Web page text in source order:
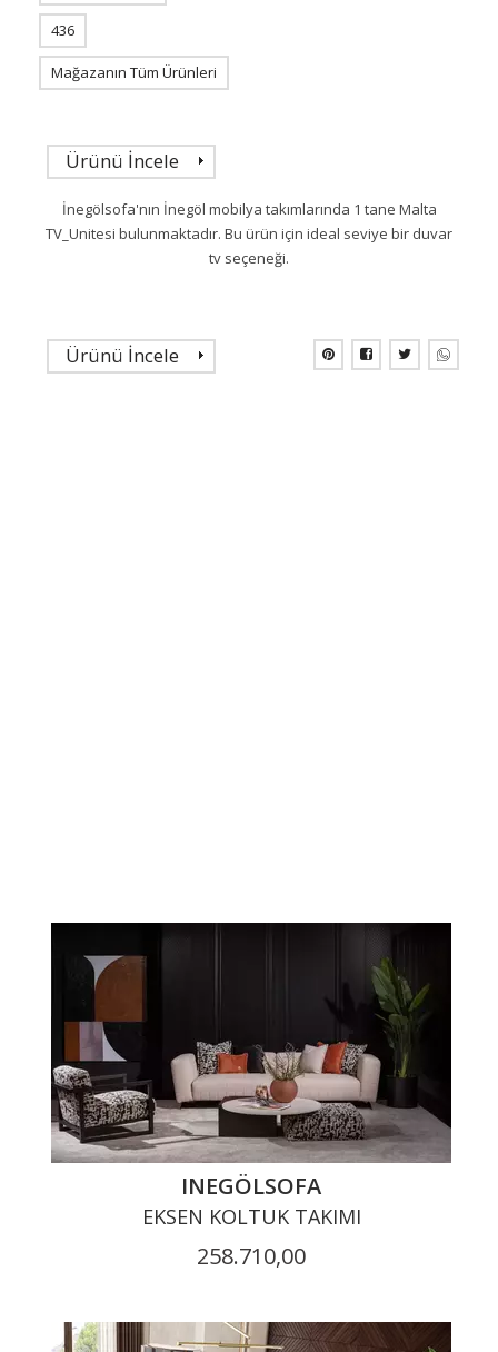
436
Mağazanın Tüm Ürünleri
Ürünü İncele
İnegölsofa'nın İnegöl mobilya takımlarında 1 tane Malta
TV_Unitesi bulunmaktadır. Bu ürün için ideal seviye bir duvar
tv seçeneği.
Ürünü İncele
INEGÖLSOFA
EKSEN KOLTUK TAKIMI
258.710,00